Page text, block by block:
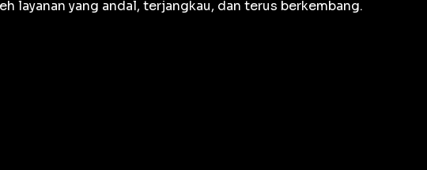
layanan yang andal, terjangkau, dan terus berkembang.